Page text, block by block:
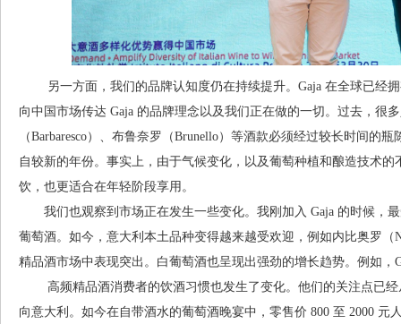
另一方面，我们的品牌认知度仍在持续提升。Gaja 在全球已经拥
向中国市场传达 Gaja 的品牌理念以及我们正在做的一切。过去，很
（Barbaresco）、布鲁奈罗（Brunello）等酒款必须经过较长时间的
自较新的年份。事实上，由于气候变化，以及葡萄种植和酿造技术
饮，也更适合在年轻阶段享用。
我们也观察到市场正在发生一些变化。我刚加入 Gaja 的时候，最
葡萄酒。如今，意大利本土品种变得越来越受欢迎，例如内比奥罗（
精品酒市场中表现突出。白葡萄酒也呈现出强劲的增长趋势。例如，
高频精品酒消费者的饮酒习惯也发生了变化。他们的关注点已经
向意大利。如今在自带酒水的葡萄酒晚宴中，零售价 800 至 2000 元